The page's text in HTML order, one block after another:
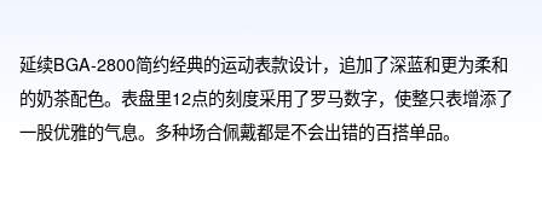
延续BGA-2800简约经典的运动表款设计，追加了深蓝和更为柔和
的奶茶配色。表盘里12点的刻度采用了罗马数字，使整只表增添了
一股优雅的气息。多种场合佩戴都是不会出错的百搭单品。